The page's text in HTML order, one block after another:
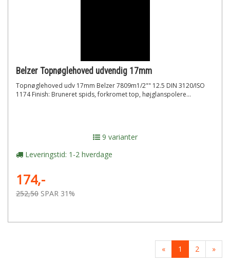
Belzer Topnøglehoved udvendig 17mm
Topnøglehoved udv 17mm Belzer 7809m1/2"" 12.5 DIN 3120/ISO
1174 Finish: Bruneret spids, forkromet top, højglanspolere...
9 varianter
Leveringstid: 1-2 hverdage
174,-
252,50 SPAR 31%
« 1 2 »